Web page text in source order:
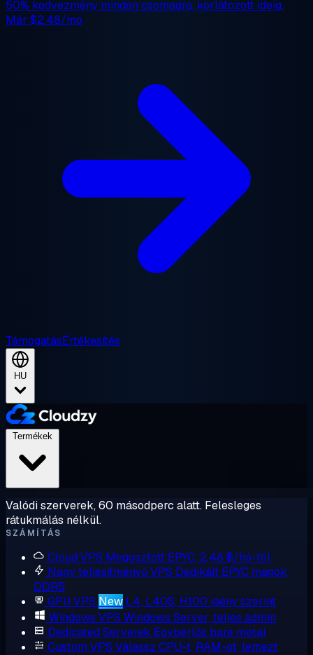
50% kedvezmény minden csomagra, korlátozott ideig.
Már $2.48/mo
TámogatásÉrtékesítés
HU
Valódi szerverek, 60 másodperc alatt. Felesleges
rátukmálás nélkül.
SZÁMÍTÁS
Cloud VPS Megosztott EPYC, 2,48 $/hó-tól
Nagy teljesítményű VPS Dedikált EPYC magok,
DDR5
GPU VPS New L4, L40S, H100 igény szerint
Windows VPS Windows Server, teljes admin
Dedicated Serverek Egybérlős bare metal
Custom VPS Válassz CPU-t, RAM-ot, lemezt